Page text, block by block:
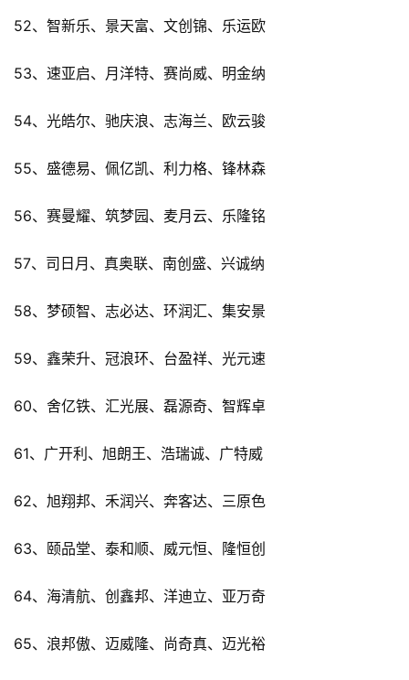
52、智新乐、景天富、文创锦、乐运欧
53、速亚启、月洋特、赛尚威、明金纳
54、光皓尔、驰庆浪、志海兰、欧云骏
55、盛德易、佩亿凯、利力格、锋林森
56、赛曼耀、筑梦园、麦月云、乐隆铭
57、司日月、真奥联、南创盛、兴诚纳
58、梦硕智、志必达、环润汇、集安景
59、鑫荣升、冠浪环、台盈祥、光元速
60、舍亿铁、汇光展、磊源奇、智辉卓
61、广开利、旭朗王、浩瑞诚、广特威
62、旭翔邦、禾润兴、奔客达、三原色
63、颐品堂、泰和顺、威元恒、隆恒创
64、海清航、创鑫邦、洋迪立、亚万奇
65、浪邦傲、迈威隆、尚奇真、迈光裕